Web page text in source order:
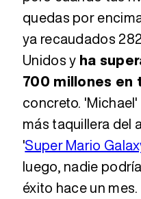
quedas por
ya recaudados
Unidos y ha
700 millones en
concreto.
más taquillera del
'Super Mario
luego, nadie
éxito hace un mes.